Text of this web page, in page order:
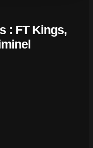
: FT Kings,